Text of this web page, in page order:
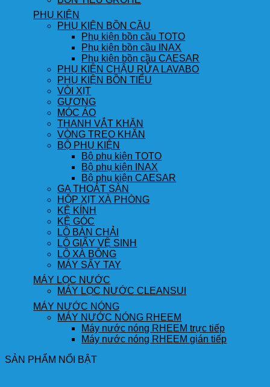
PHỤ KIỆN
PHỤ KIỆN BỒN CẦU
Phụ kiện bồn cầu TOTO
Phụ kiện bồn cầu INAX
Phụ kiện bồn cầu CAESAR
PHỤ KIỆN CHẬU RỬA LAVABO
PHỤ KIỆN BỒN TIỂU
VÒI XỊT
GƯƠNG
MÓC ÁO
THANH VẮT KHĂN
VÒNG TREO KHĂN
BỘ PHỤ KIỆN
Bộ phụ kiện TOTO
Bộ phụ kiện INAX
Bộ phụ kiện CAESAR
GA THOÁT SÀN
HỘP XỊT XÀ PHÒNG
KỆ KÍNH
KỆ GÓC
LÔ BÀN CHẢI
LÔ GIẤY VỆ SINH
LÔ XÀ BÔNG
MÁY SẤY TAY
MÁY LỌC NƯỚC
MÁY LỌC NƯỚC CLEANSUI
MÁY NƯỚC NÓNG
MÁY NƯỚC NÓNG RHEEM
Máy nước nóng RHEEM trực tiếp
Máy nước nóng RHEEM gián tiếp
SẢN PHẨM NỔI BẬT